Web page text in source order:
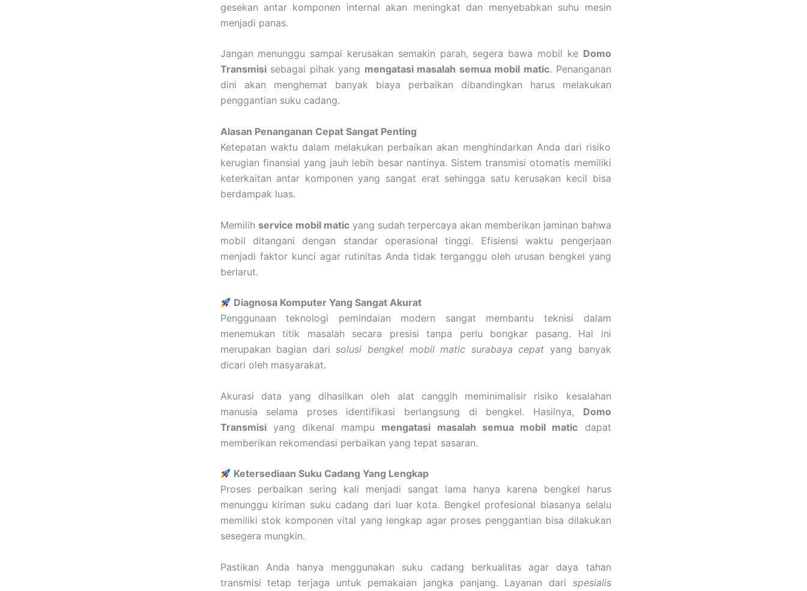
gesekan antar komponen internal akan meningkat dan menyebabkan suhu mesin
menjadi panas.
Jangan menunggu sampai kerusakan semakin parah, segera bawa mobil ke Domo
Transmisisebagai pihak yang mengatasi masalah semua mobil matic. Penanganan
dini akan menghemat banyak biaya perbaikan dibandingkan harus melakukan
penggantian suku cadang.
Alasan Penanganan Cepat Sangat Penting
Ketepatan waktu dalam melakukan perbaikan akan menghindarkan Anda dari risiko
kerugian finansial yang jauh lebih besar nantinya. Sistem transmisi otomatis memiliki
keterkaitan antar komponen yang sangat erat sehingga satu kerusakan kecil bisa
berdampak luas.
Memilih service mobil maticyang sudah terpercaya akan memberikan jaminan bahwa
mobil ditangani dengan standar operasional tinggi. Efisiensi waktu pengerjaan
menjadi faktor kunci agar rutinitas Anda tidak terganggu oleh urusan bengkel yang
berlarut.
Diagnosa Komputer Yang Sangat Akurat
Penggunaan teknologi pemindaian modern sangat membantu teknisi dalam
menemukan titik masalah secara presisi tanpa perlu bongkar pasang. Hal ini
merupakan bagian darisolusi bengkel mobil matic surabaya cepat yang banyak
dicari oleh masyarakat.
Akurasi data yang dihasilkan oleh alat canggih meminimalisir risiko kesalahan
manusia selama proses identifikasi berlangsung di bengkel. Hasilnya, Domo
Transmisiyang dikenal mampu mengatasi masalah semua mobil matic dapat
memberikan rekomendasi perbaikan yang tepat sasaran.
Ketersediaan Suku Cadang Yang Lengkap
Proses perbaikan sering kali menjadi sangat lama hanya karena bengkel harus
menunggu kiriman suku cadang dari luar kota. Bengkel profesional biasanya selalu
memiliki stok komponen vital yang lengkap agar proses penggantian bisa dilakukan
sesegera mungkin.
Pastikan Anda hanya menggunakan suku cadang berkualitas agar daya tahan
transmisi tetap terjaga untuk pemakaian jangka panjang. Layanan dari spesialis